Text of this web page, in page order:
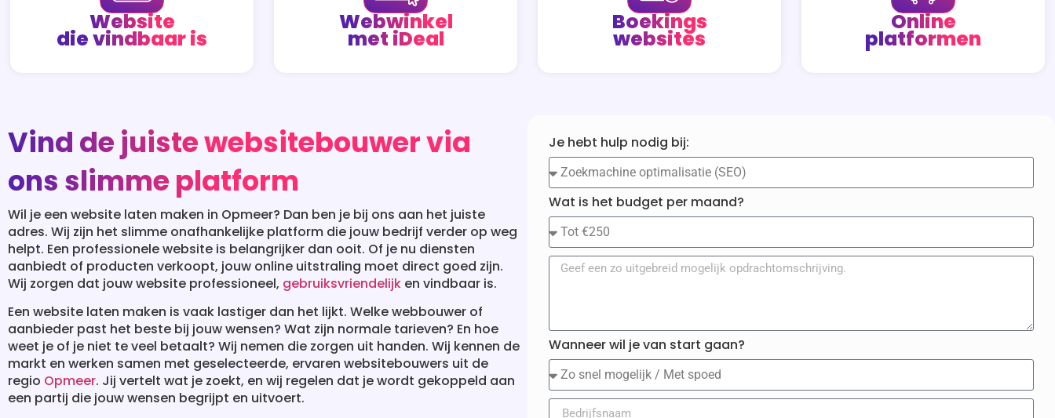
Website
die vindbaar is
Webwinkel
met iDeal
Boekings
websites
Online
platformen
Vind de juiste websitebouwer via
ons slimme platform
Wil je een website laten maken in Opmeer? Dan ben je bij ons aan het juiste
adres. Wij zijn het slimme onafhankelijke platform die jouw bedrijf verder op weg
helpt. Een professionele website is belangrijker dan ooit. Of je nu diensten
aanbiedt of producten verkoopt, jouw online uitstraling moet direct goed zijn.
Wij zorgen dat jouw website professioneel, gebruiksvriendelijk en vindbaar is.
Een website laten maken is vaak lastiger dan het lijkt. Welke webbouwer of
aanbieder past het beste bij jouw wensen? Wat zijn normale tarieven? En hoe
weet je of je niet te veel betaalt? Wij nemen die zorgen uit handen. Wij kennen de
markt en werken samen met geselecteerde, ervaren websitebouwers uit de
regio Opmeer. Jij vertelt wat je zoekt, en wij regelen dat je wordt gekoppeld aan
een partij die jouw wensen begrijpt en uitvoert.
Je hebt hulp nodig bij:
Wat is het budget per maand?
Wanneer wil je van start gaan?